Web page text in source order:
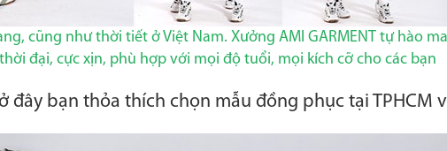
cũng như thời tiết ở Việt Nam. Xưởng AMI GARMENT tự hào
đại, cực xịn, phù hợp với mọi độ tuổi, mọi kích cỡ cho các bạn
đây bạn thỏa thích chọn mẫu đồng phục tại TPHCM